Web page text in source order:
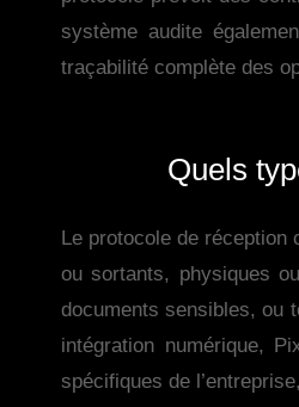
système audite
traçabilité complète des
Quels
Le protocole de réception
ou sortants, physiques
documents sensibles, ou
intégration numérique,
spécifiques de